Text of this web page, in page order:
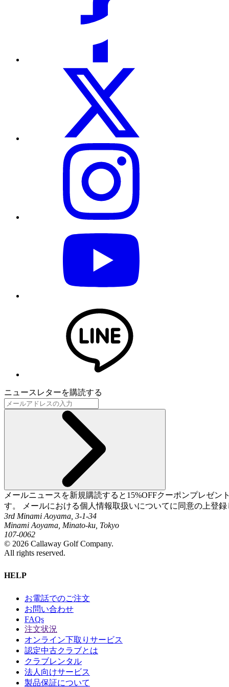
ニュースレターを購読する
メールニュースを新規購読すると15%OFFクーポンプレゼ
す。 メールにおける個人情報取扱いについてに同意の上登
3rd Minami Aoyama, 3-1-34
Minami Aoyama, Minato-ku, Tokyo
107-0062
© 2026 Callaway Golf Company.
All rights reserved.
HELP
お電話でのご注文
お問い合わせ
FAQs
注文状況
オンライン下取りサービス
認定中古クラブとは
クラブレンタル
法人向けサービス
製品保証について